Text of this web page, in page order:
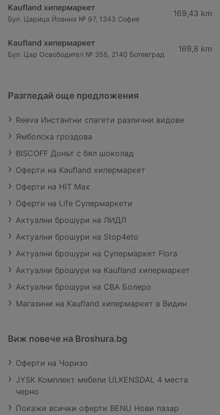
Kaufland хипермаркет
Бул. Царица Йоанна № 97, 1343 София
169,43 km
Kaufland хипермаркет
Бул. Цар Освободител № 35б, 2140 Ботевград
169,8 km
Разгледай още предложения
Reeva Инстантни спагети различни видове
Ямболска гроздова
BISCOFF Донът с бял шоколад
Оферти на Kaufland хипермаркет
Оферти на HIT Max
Оферти на Life Супермаркети
Актуални брошури на ЛИДЛ
Актуални брошури на Stop4eto
Актуални брошури на Супермаркет Flora
Актуални брошури на Kaufland хипермаркет
Актуални брошури на CBA Болеро
Магазини на Kaufland хипермаркет в Видин
Виж повече на Broshura.bg
Оферти на Чоризо
JYSK Комплект мебели ULKENSDAL 4 места
черно
Покажи всички оферти BENU Нови пазар